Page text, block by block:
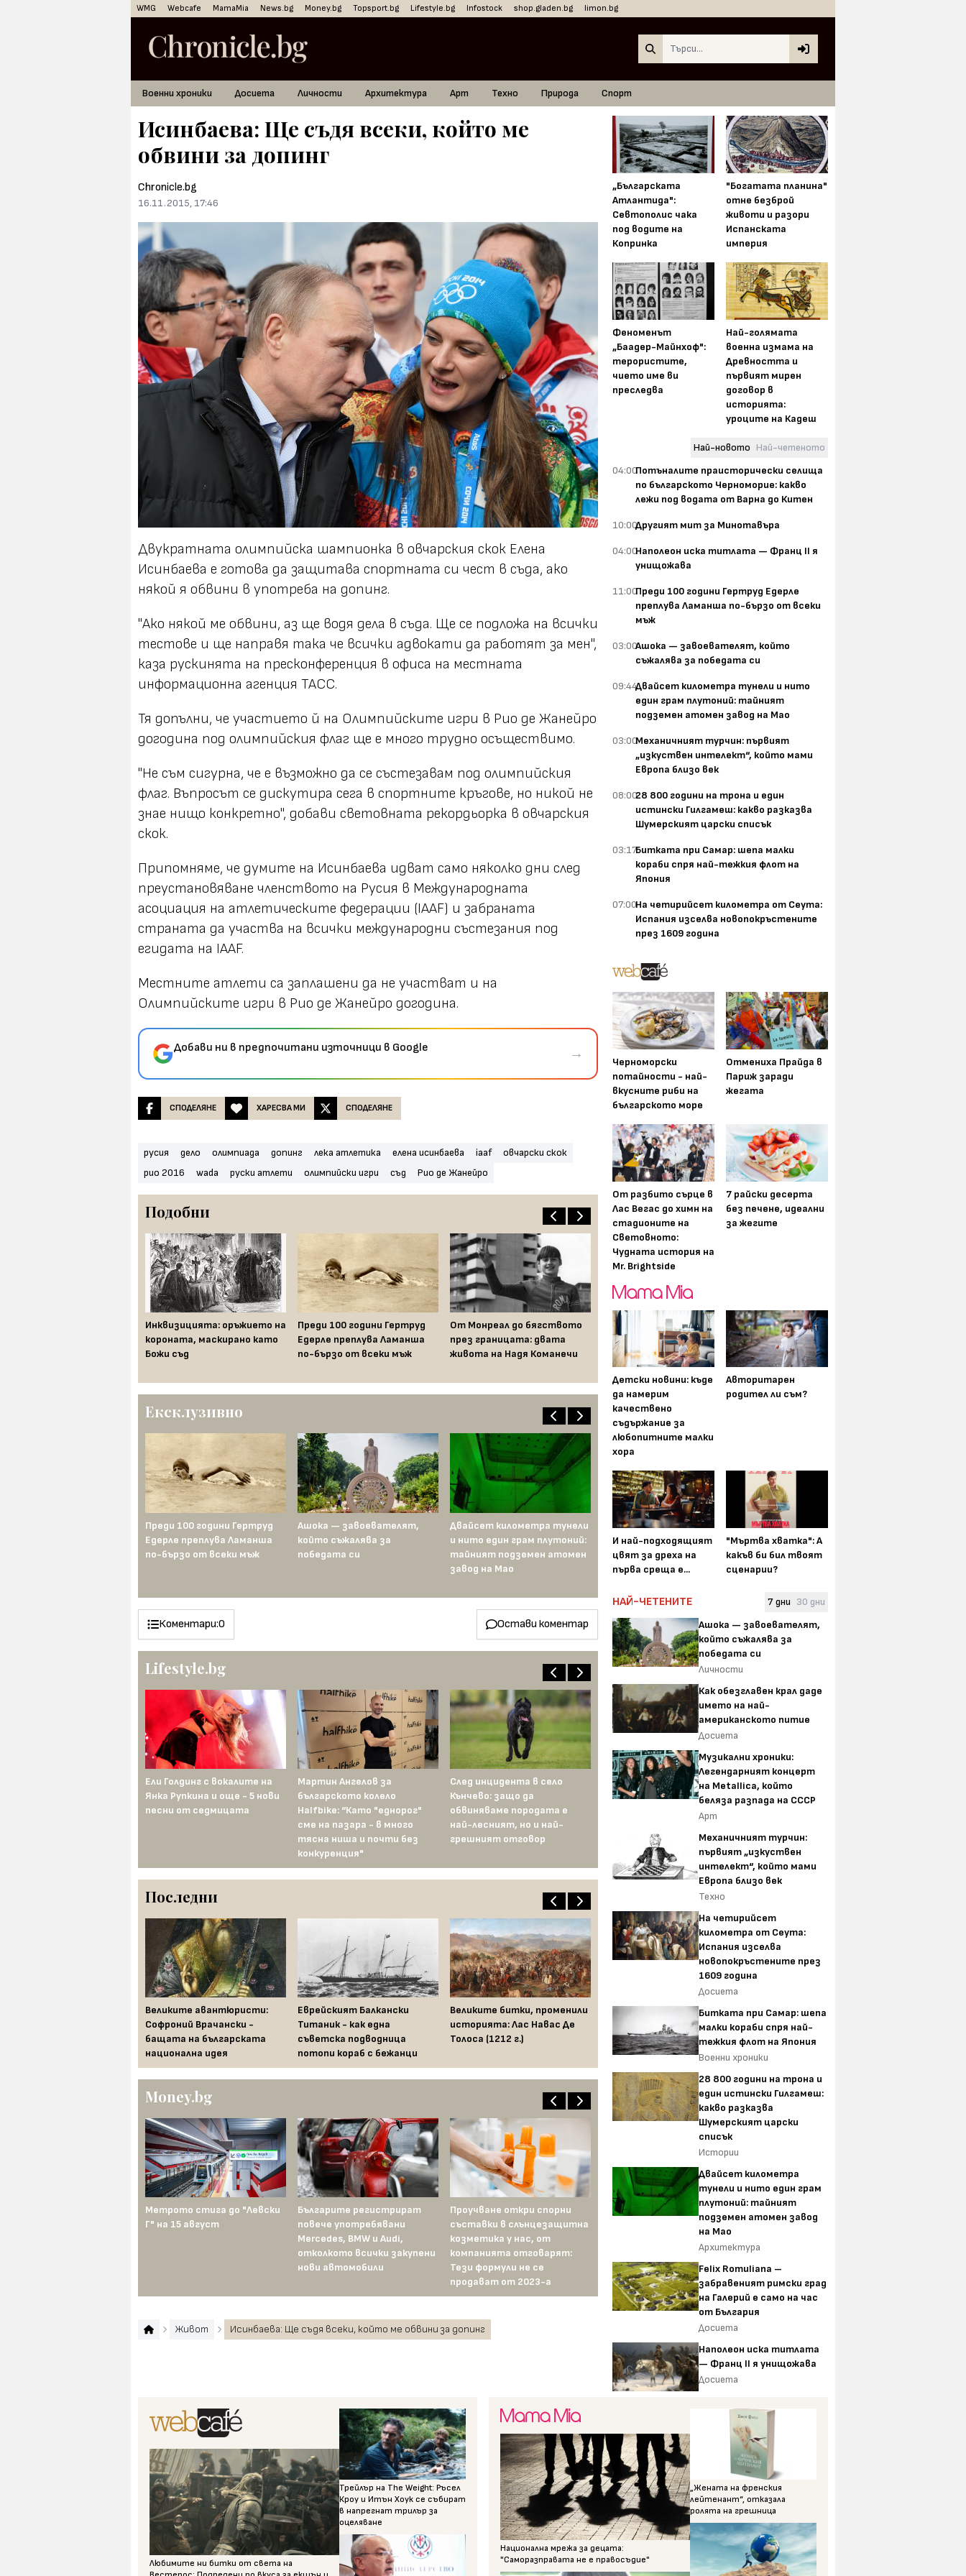
WMG Webcafe MamaMia News.bg Money.bg Topsport.bg Lifestyle.bg Infostock shop.gladen.bg limon.bg
Военни хроники Досиета Личности Архитектура Арт Техно Природа Спорт
Исинбаева: Ще съдя всеки, който ме
обвини за допинг
Chronicle.bg
16.11.2015, 17:46
Двукратната олимпийска шампионка в овчарския скок Елена
Исинбаева е готова да защитава спортната си чест в съда, ако
някой я обвини в употреба на допинг.
"Ако някой ме обвини, аз ще водя дела в съда. Ще се подложа на всички
тестове и ще направя така че всички адвокати да работят за мен",
каза рускинята на пресконференция в офиса на местната
информационна агенция ТАСС.
Тя допълни, че участието й на Олимпийските игри в Рио де Жанейро
догодина под олимпийския флаг ще е много трудно осъществимо.
"Не съм сигурна, че е възможно да се състезавам под олимпийския
флаг. Въпросът се дискутира сега в спортните кръгове, но никой не
знае нищо конкретно", добави световната рекордьорка в овчарския
скок.
Припомняме, че думите на Исинбаева идват само няколко дни след
преустановяване членството на Русия в Международната
асоциация на атлетическите федерации (IAAF) и забраната
страната да участва на всички международни състезания под
егидата на IAAF.
Местните атлети са заплашени да не участват и на
Олимпийските игри в Рио де Жанейро догодина.
Добави ни в предпочитани източници в Google →
СПОДЕЛЯНЕ ХАРЕСВА МИ СПОДЕЛЯНЕ
русия дело олимпиада допинг лека атлетика елена исинбаева iaaf
овчарски скок
рио 2016
wada руски атлети олимпийски игри съд Рио де Жанейро
Подобни
Инквизицията: оръжието на
короната, маскирано като
Божи съд
Преди 100 години Гертруд
Едерле преплува Ламанша
по-бързо от всеки мъж
От Монреал до бягството
през границата: двата
живота на Надя Команечи
Ексклузивно
Преди 100 години Гертруд
Едерле преплува Ламанша
по-бързо от всеки мъж
Ашока — завоевателят,
който съжалява за
победата си
Двайсет километра тунели
и нито един грам плутоний:
тайният подземен атомен
завод на Мао
Коментари:0 Остави коментар
Lifestyle.bg
Ели Голдинг с вокалите на
Янка Рупкина и още - 5 нови
песни от седмицата
Мартин Ангелов за
българското колело
Halfbike: “Като "еднорог"
сме на пазара - в много
тясна ниша и почти без
конкуренция"
След инцидента в село
Кънчево: защо да
обвиняваме породата е
най-лесният, но и най-
грешният отговор
Guardian за Владо
Карамазов и проектът му
затворниците в Белене
5 любими песни за лятото
на Mona
Последни
Великите авантюристи:
Софроний Врачански -
бащата на българската
национална идея
Еврейският Балкански
Титаник - как една
съветска подводница
потопи кораб с бежанци
Великите битки, променили
историята: Лас Навас Де
Толоса (1212 г.)
Money.bg
Метрото стига до "Левски
Г" на 15 август
Българите регистрират
повече употребявани
Mercedes, BMW и Audi,
отколкото всички закупени
нови автомобили
Проучване откри спорни
съставки в слънцезащитна
козметика у нас, от
компанията отговарят:
Тези формули не се
продават от 2023-а
В някои квартали на София
вече са нужни 39 години
доход от наем, за да се
Е-търговията расте, но
Живот Исинбаева: Ще съдя всеки, който ме обвини за допинг
„Българската
Атлантида":
Севтополис чака
под водите на
Копринка
"Богатата планина"
отне безброй
животи и разори
Испанската
империя
Феноменът
„Баадер-Майнхоф":
терористите,
чието име ви
преследва
Най-голямата
военна измама на
Древността и
първият мирен
договор в
историята:
уроците на Кадеш
Най-новото Най-четеното
04:00Потъналите праисторически селища
по българското Черноморие: какво
лежи под водата от Варна до Китен
10:00Другият мит за Минотавъра
04:00Наполеон иска титлата — Франц II я
унищожава
11:00Преди 100 години Гертруд Едерле
преплува Ламанша по-бързо от всеки
мъж
03:00Ашока — завоевателят, който
съжалява за победата си
09:44Двайсет километра тунели и нито
един грам плутоний: тайният
подземен атомен завод на Мао
03:00Механичният турчин: първият
„изкуствен интелект“, който мами
Европа близо век
08:0028 800 години на трона и един
истински Гилгамеш: какво разказва
Шумерският царски списък
03:17Битката при Самар: шепа малки
кораби спря най-тежкия флот на
Япония
07:00На четирийсет километра от Сеута:
Испания изселва новопокръстените
през 1609 година
Черноморски
потайности - най-
вкусните риби на
българското море
Отмениха Прайда в
Париж заради
жегата
От разбито сърце в
Лас Вегас до химн на
стадионите на
Световното:
Чудната история на
Mr. Brightside
7 райски десерта
без печене, идеални
за жегите
Детски новини: къде
да намерим
качествено
съдържание за
любопитните малки
хора
Авторитарен
родител ли съм?
И най-подходящият
цвят за дреха на
първа среща е...
"Мъртва хватка": А
какъв би бил твоят
сценарии?
НАЙ-ЧЕТЕНИТЕ 7 дни 30 дни
Ашока — завоевателят,
който съжалява за
победата си
Личности
Как обезглавен крал даде
името на най-
американското питие
Досиета
Музикални хроники:
Легендарният концерт
на Metallica, който
беляза разпада на СССР
Арт
Механичният турчин:
първият „изкуствен
интелект“, който мами
Европа близо век
Техно
На четирийсет
километра от Сеута:
Испания изселва
новопокръстените през
1609 година
Досиета
Битката при Самар: шепа
малки кораби спря най-
тежкия флот на Япония
Военни хроники
28 800 години на трона и
един истински Гилгамеш:
какво разказва
Шумерският царски
списък
Истории
Двайсет километра
тунели и нито един грам
плутоний: тайният
подземен атомен завод
на Мао
Архитектура
Felix Romuliana –
забравеният римски град
на Галерий е само на час
от България
Досиета
Наполеон иска титлата
— Франц II я унищожава
Досиета
Любимите ни битки от света на
Трейлър на The Weight: Ръсел
Кроу и Итън Хоук се събират
в напрегнат трилър за
оцеляване
Национална мрежа за децата:
"Саморазправата не е правосъдие"
„Жената на френския
лейтенант“, отказала
ролята на грешница